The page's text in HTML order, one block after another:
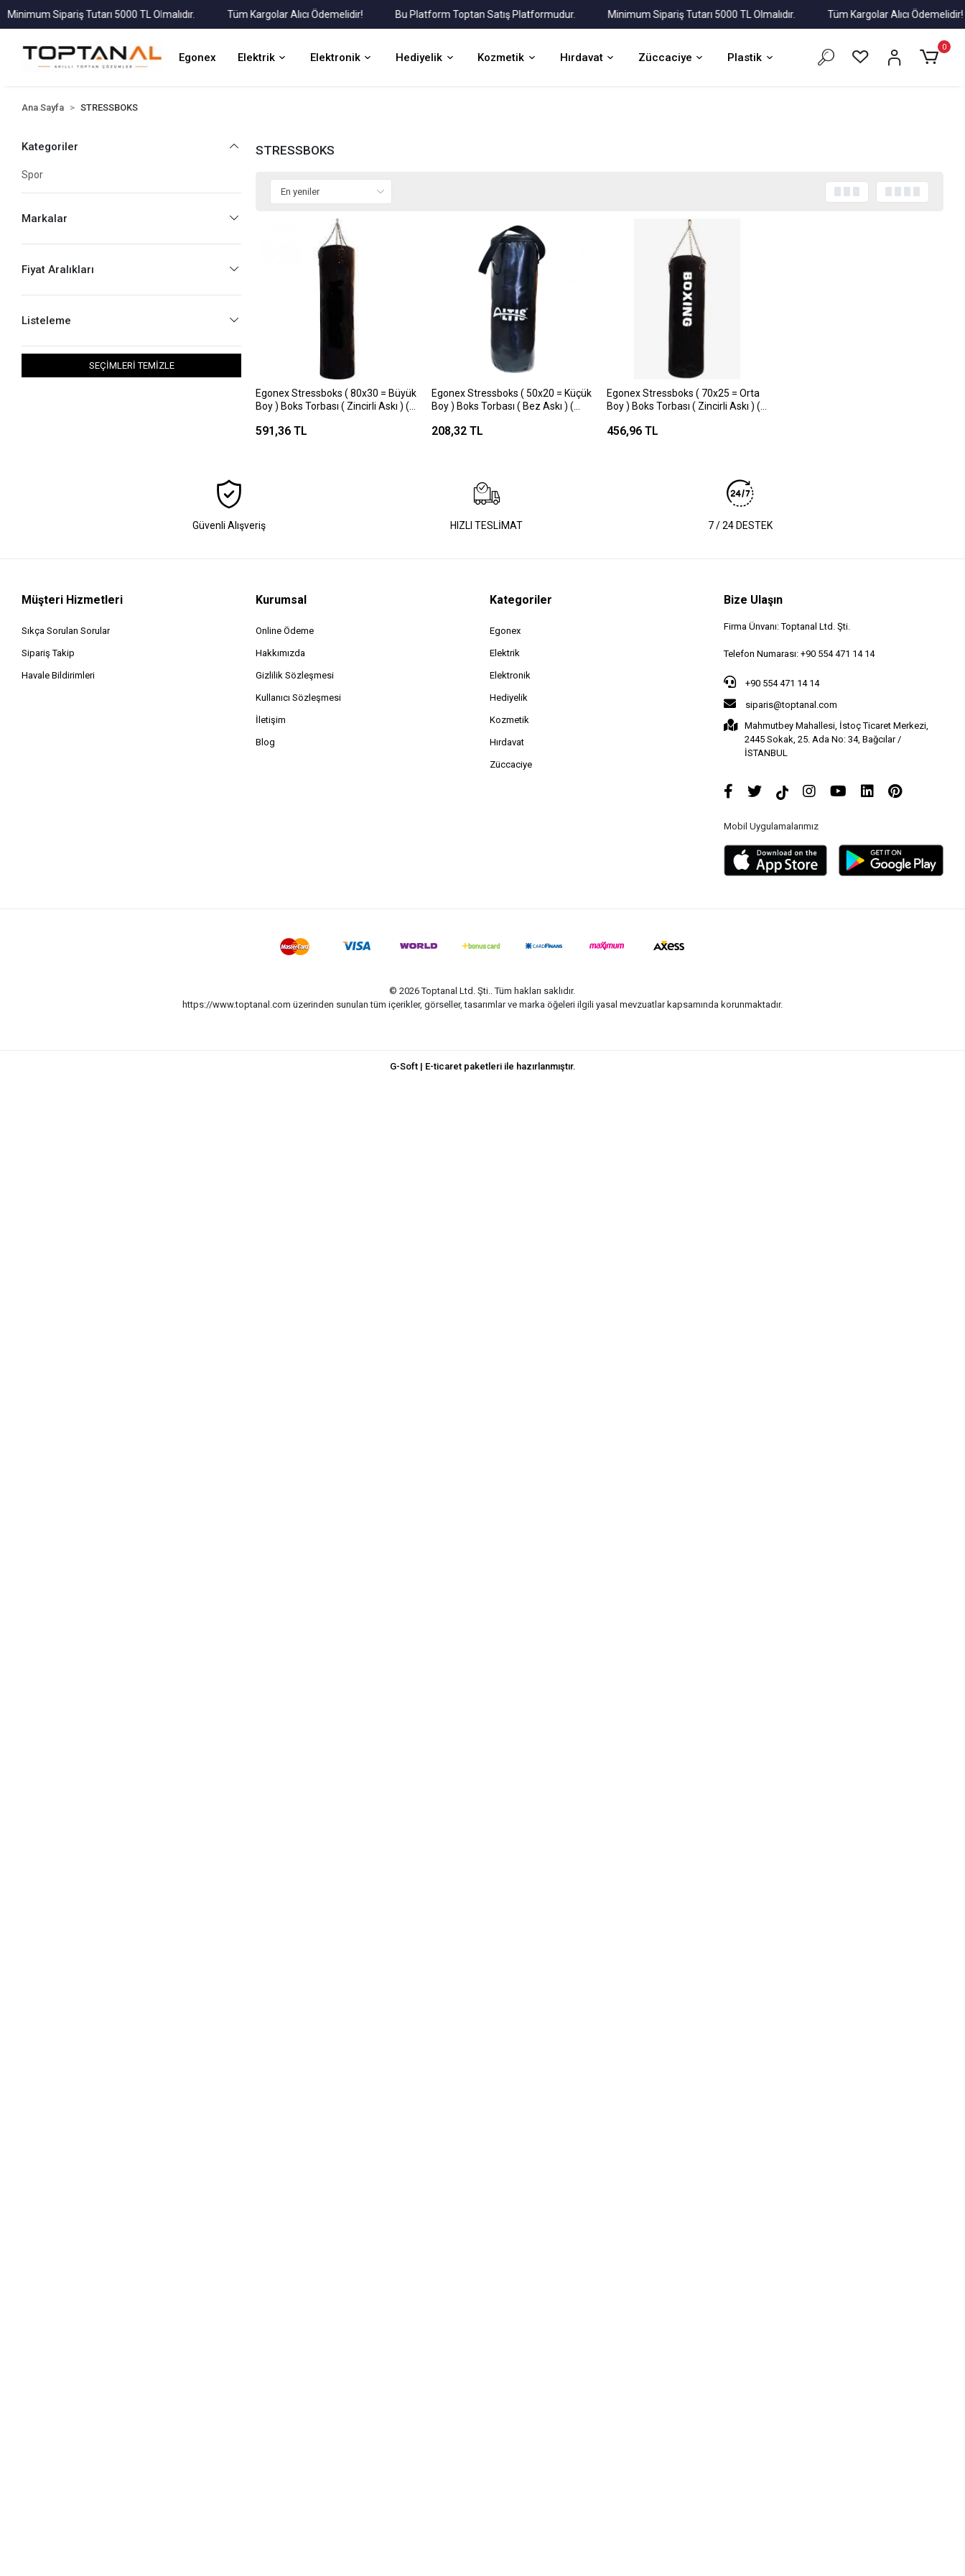
Sipariş Tutarı 5000 TL Olmalıdır. Tüm Kargolar Alıcı Ödemelidir! Bu Platform Toptan Satış Platformudur. Minimum Sipariş Tutarı 5000 TL Olmalıdır. Tüm Kargolar Alıcı Ödemelidir!
Egonex Elektrik Elektronik Hediyelik Kozmetik Hırdavat Züccaciye Plastik
0
Ana Sayfa STRESSBOKS
Kategoriler
Spor
Markalar
Fiyat Aralıkları
Listeleme
SEÇİMLERİ TEMİZLE
STRESSBOKS
Egonex Stressboks ( 80x30 = Büyük
Boy ) Boks Torbası ( Zincirli Askı ) (
591,36 TL
Egonex Stressboks ( 50x20 = Küçük
Boy ) Boks Torbası ( Bez Askı ) (
208,32 TL
Egonex Stressboks ( 70x25 = Orta
Boy ) Boks Torbası ( Zincirli Askı ) (
456,96 TL
Güvenli Alışveriş HIZLI TESLİMAT 7 / 24 DESTEK
Müşteri Hizmetleri
Sıkça Sorulan Sorular
Sipariş Takip
Havale Bildirimleri
Kurumsal
Online Ödeme
Hakkımızda
Gizlilik Sözleşmesi
Kullanıcı Sözleşmesi
İletişim
Blog
Kategoriler
Egonex
Elektrik
Elektronik
Hediyelik
Kozmetik
Hırdavat
Züccaciye
Bize Ulaşın
Firma Ünvanı: Toptanal Ltd. Şti.
Telefon Numarası: +90 554 471 14 14
+90 554 471 14 14
siparis@toptanal.com
Mahmutbey Mahallesi, İstoç Ticaret Merkezi,
2445 Sokak, 25. Ada No: 34, Bağcılar /
İSTANBUL
Mobil Uygulamalarımız
© 2026 Toptanal Ltd. Şti.. Tüm hakları saklıdır.
https://www.toptanal.com üzerinden sunulan tüm içerikler, görseller, tasarımlar ve marka öğeleri ilgili yasal mevzuatlar kapsamında korunmaktadır.
G-Soft | E-ticaret paketleri ile hazırlanmıştır.